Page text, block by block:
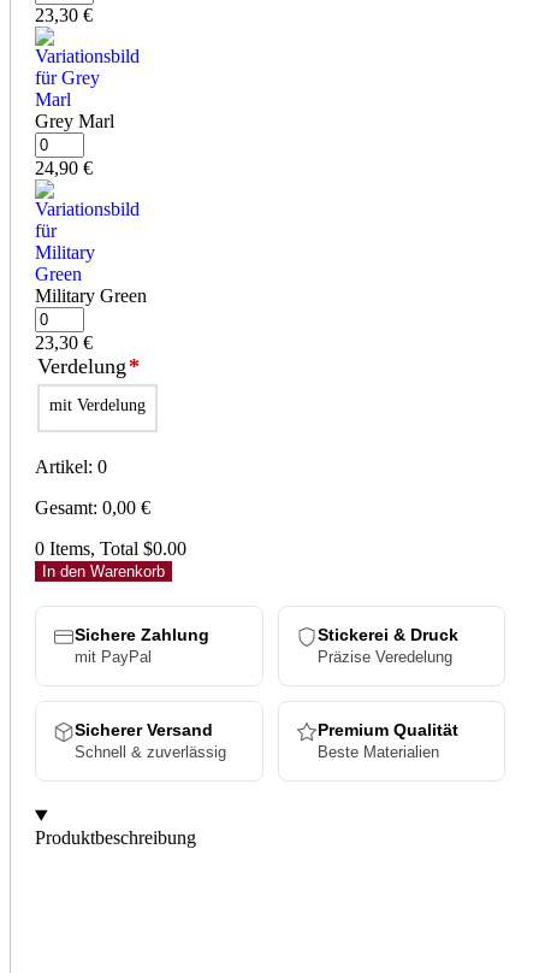
23,30 €
Grey Marl
24,90 €
Military Green
23,30 €
Verdelung *
mit Verdelung
Artikel: 0
Gesamt: 0,00 €
0 Items, Total $0.00
In den Warenkorb
Sichere Zahlung
mit PayPal
Stickerei & Druck
Präzise Veredelung
Sicherer Versand
Schnell & zuverlässig
Premium Qualität
Beste Materialien
Produktbeschreibung